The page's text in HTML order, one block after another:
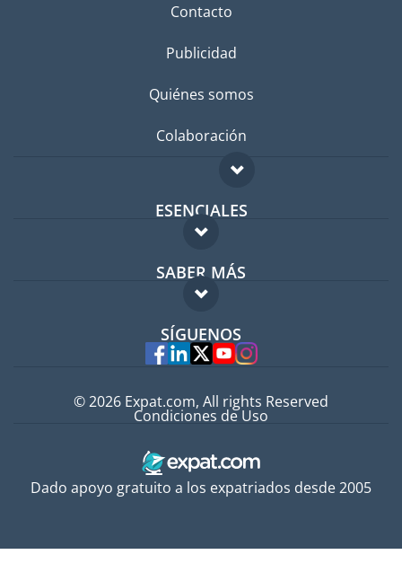
Contacto
Publicidad
Quiénes somos
Colaboración
ESENCIALES
Foro para expatriados
Guía para expatriados
Trabajos en el extranjero
SABER MÁS
FAQ
Expertos
SÍGUENOS
Dado apoyo gratuito a los expatriados desde 2005
© 2026 Expat.com, All rights Reserved
Condiciones de Uso